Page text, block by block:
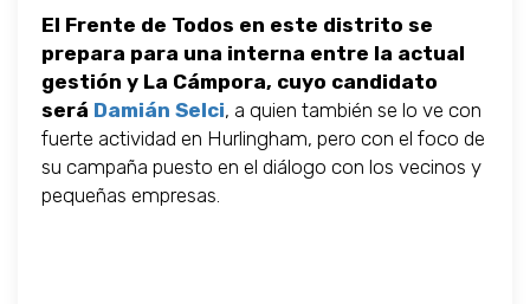
El Frente de Todos en este distrito se
prepara para una interna entre la actual
gestión y La Cámpora, cuyo candidato
será Damián Selci, a quien también se lo ve con
fuerte actividad en Hurlingham, pero con el foco de
su campaña puesto en el diálogo con los vecinos y
pequeñas empresas.